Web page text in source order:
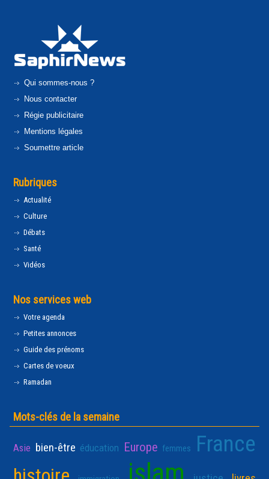
Qui sommes-nous ?
Nous contacter
Régie publicitaire
Mentions légales
Soumettre article
Rubriques
Actualité
Culture
Débats
Santé
Vidéos
Nos services web
Votre agenda
Petites annonces
Guide des prénoms
Cartes de voeux
Ramadan
Mots-clés de la semaine
Asie bien-être éducation Europe femmes France